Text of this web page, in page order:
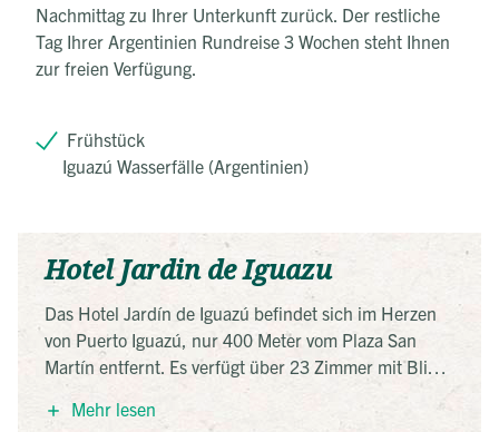
Nachmittag zu Ihrer Unterkunft zurück. Der restliche
Tag Ihrer Argentinien Rundreise 3 Wochen steht Ihnen
zur freien Verfügung.
Frühstück
Iguazú Wasserfälle (Argentinien)
Hotel Jardin de Iguazu
Das Hotel Jardín de Iguazú befindet sich im Herzen
von Puerto Iguazú, nur 400 Meter vom Plaza San
Martín entfernt. Es verfügt über 23 Zimmer mit Blick
auf den Garten, ausgestattet mit Plasma-TV und
Minibar. Gäste können den Außenpool, den Whirlpool
Mehr lesen